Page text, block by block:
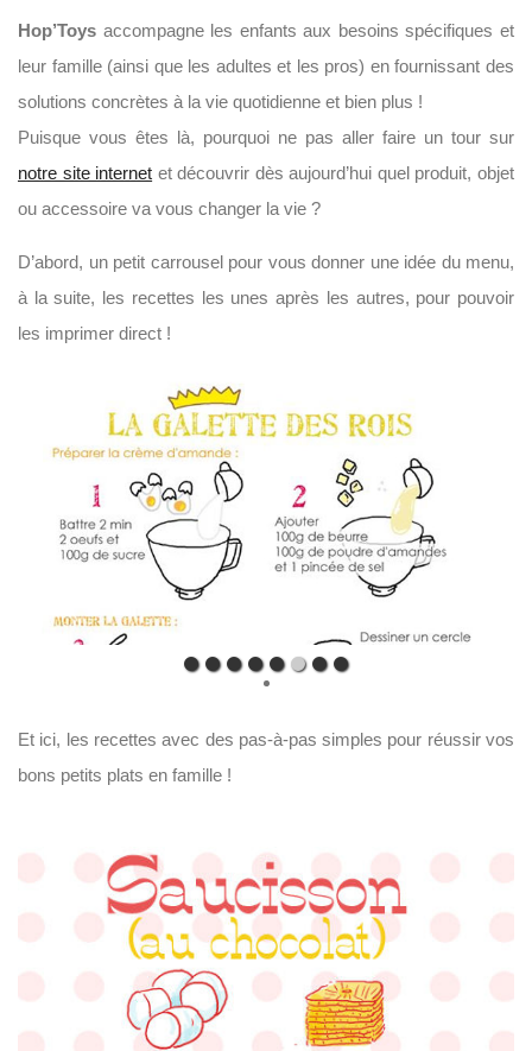
Hop’Toys accompagne les enfants aux besoins spécifiques et
leur famille (ainsi que les adultes et les pros) en fournissant des
solutions concrètes à la vie quotidienne et bien plus !
Puisque vous êtes là, pourquoi ne pas aller faire un tour sur
notre site internet et découvrir dès aujourd’hui quel produit, objet
ou accessoire va vous changer la vie ?
D’abord, un petit carrousel pour vous donner une idée du menu,
à la suite, les recettes les unes après les autres, pour pouvoir
les imprimer direct !
Et ici, les recettes avec des pas-à-pas simples pour réussir vos
bons petits plats en famille !